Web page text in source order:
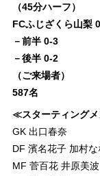
（45分ハーフ）
FCふじざくら山梨
－前半 0-3
－後半 0-2
（ご来場者）
587名
≪スターティング
GK 出口春奈
DF 濱名花子 加村
MF 菅百花 井原美